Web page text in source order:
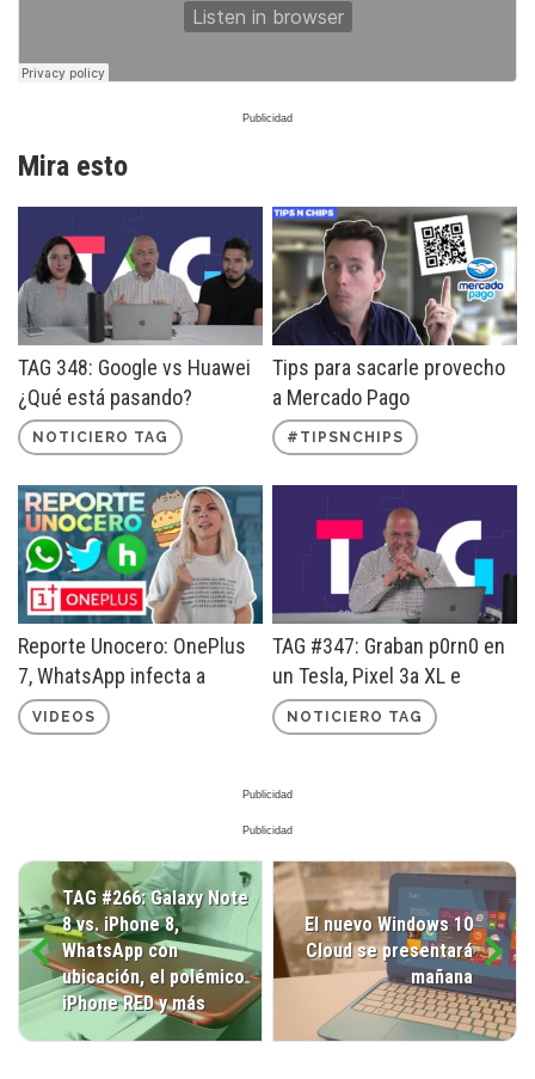
Mira esto
TAG 348: Google vs Huawei
¿Qué está pasando?
NOTICIERO TAG
Tips para sacarle provecho
a Mercado Pago
#TIPSNCHIPS
Reporte Unocero: OnePlus
7, WhatsApp infecta a
millones y más
VIDEOS
TAG #347: Graban p0rn0 en
un Tesla, Pixel 3a XL e
¿Internet en todo México?
NOTICIERO TAG
TAG #266: Galaxy Note
8 vs. iPhone 8,
WhatsApp con
ubicación, el polémico
iPhone RED y más
El nuevo Windows 10
Cloud se presentará
mañana